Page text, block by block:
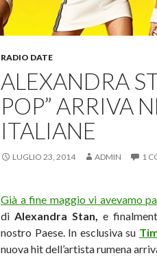
RADIO DATE
ALEXANDRA
POP” ARRIVA
ITALIANE
LUGLIO 23, 2014 ADMIN 1
Già a fine maggio vi avevamo
di Alexandra Stan, e
nostro Paese. In esclusiva su
nuova hit dell’artista rumena